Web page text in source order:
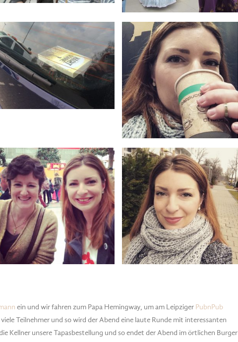
ein und wir fahren zum Papa Hemingway, um am Leipziger PubnPub
Teilnehmer und so wird der Abend eine laute Runde mit interessanten
Kellner unsere Tapasbestellung und so endet der Abend im örtlichen Burger